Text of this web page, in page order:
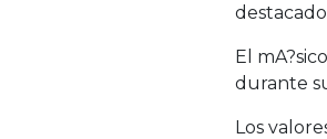
El
durante
Los